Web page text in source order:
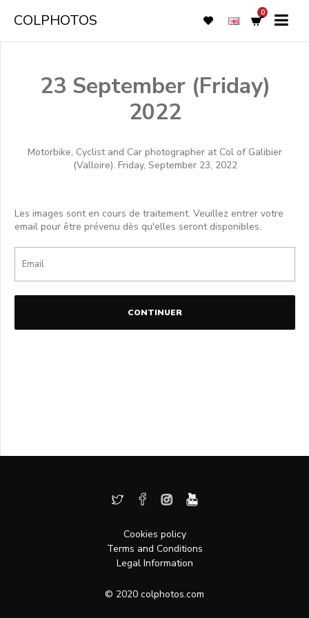
COLPHOTOS 0
23 September (Friday)
2022
Motorbike, Cyclist and Car photographer at Col of Galibier
(Valloire). Friday, September 23, 2022
Les images sont en cours de traitement. Veuillez entrer votre
email pour être prévenu dès qu'elles seront disponibles.
CONTINUER
Cookies policy
Terms and Conditions
Legal Information
© 2020 colphotos.com